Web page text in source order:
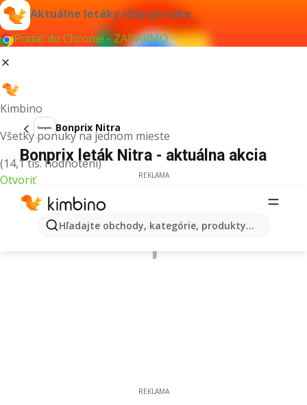
Aktuálne letáky vždy po ruke
Pridať do Chrome - ZADARMO
Kimbino
Všetky ponuky na jednom mieste
(14,1 tis. hodnotení)
Otvoriť
Hľadajte obchody, kategórie, produkty...
Bonprix Nitra
Bonprix leták Nitra - aktuálna akcia
REKLAMA
REKLAMA